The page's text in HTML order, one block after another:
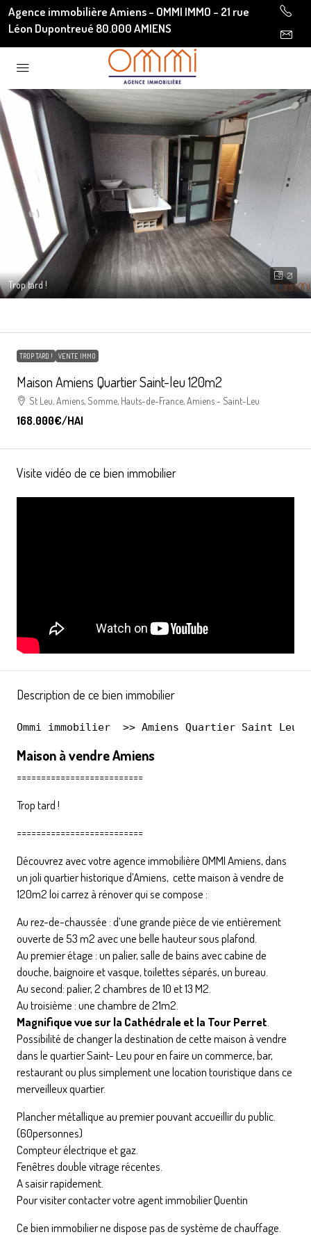
Agence immobilière Amiens - OMMI IMMO - 21 rue
Léon Dupontreué 80.000 AMIENS
21
Trop tard !
TROP TARD ! VENTE IMMO
Maison Amiens Quartier Saint-leu 120m2
St Leu, Amiens, Somme, Hauts-de-France, Amiens - Saint-Leu
168.000€/HAI
Visite vidéo de ce bien immobilier
Description de ce bien immobilier
Ommi immobilier >> Amiens Quartier Saint Leu
Maison à vendre Amiens
==========================
Trop tard !
==========================
Découvrez avec votre agence immobilière OMMI Amiens, dans
un joli quartier historique d’Amiens, cette maison à vendre de
120m2 loi carrez à rénover qui se compose :
Au rez-de-chaussée : d’une grande pièce de vie entièrement
ouverte de 53 m2 avec une belle hauteur sous plafond.
Au premier étage : un palier, salle de bains avec cabine de
douche, baignoire et vasque, toilettes séparés, un bureau.
Au second: palier, 2 chambres de 10 et 13 M2.
Au troisième : une chambre de 21m2.
Magnifique vue sur la Cathédrale et la Tour Perret
Possibilité de changer la destination de cette maison à vendre
dans le quartier Saint- Leu pour en faire un commerce, bar,
restaurant ou plus simplement une location touristique dans ce
merveilleux quartier.
Plancher métallique au premier pouvant accueillir du public.
(60personnes)
Compteur électrique et gaz.
Fenêtres double vitrage récentes.
A saisir rapidement.
Pour visiter contacter votre agent immobilier Quentin
Ce bien immobilier ne dispose pas de système de chauffage.